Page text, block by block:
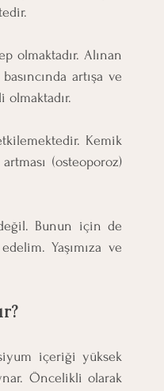
olmaktadır. Alınan
artışa ve
Kemik
(osteoporoz)
değil. Bunun için de
Yaşımıza ve
içeriği yüksek
Öncelikli olarak